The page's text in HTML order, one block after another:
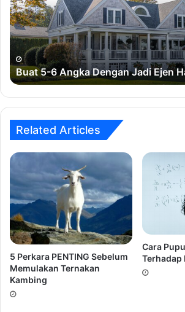
Dengan
Jadi
Ejen
Hartanah
Buat 5-6 Angka Dengan Jadi Ejen
Related Articles
5 Perkara PENTING Sebelum
Memulakan Ternakan
Kambing
Cara
Terhadap